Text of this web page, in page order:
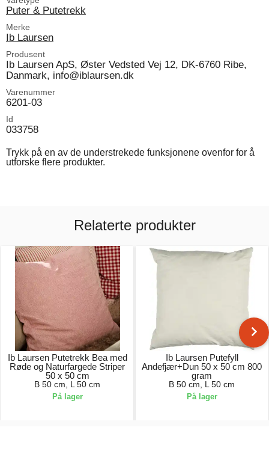
Puter & Putetrekk
Merke
Ib Laursen
Produsent
Ib Laursen ApS, Øster Vedsted Vej 12, DK-6760 Ribe,
Danmark, info@iblaursen.dk
Varenummer
6201-03
Id
033758
Trykk på en av de understrekede funksjonene ovenfor for å
utforske flere produkter.
Relaterte produkter
Ib Laursen Putetrekk Bea med
Røde og Naturfargede Striper
50 x 50 cm
B 50 cm, L 50 cm
På lager
Ib Laursen Putefyll
Andefjær+Dun 50 x 50 cm 800
gram
B 50 cm, L 50 cm
På lager